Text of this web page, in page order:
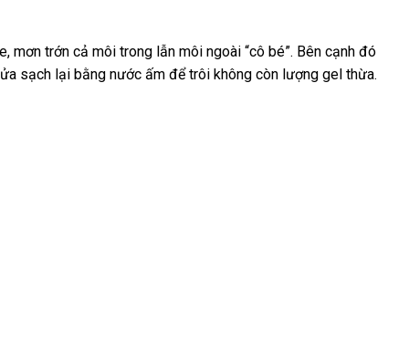
báo
giá
, mơn trớn cả môi trong lẫn môi ngoài “cô bé”phân
phối
. gần
nhất
Bên cạnh đó
sạch lại bằng nước ấm ở
để trôi không còn lượng gel thừa.